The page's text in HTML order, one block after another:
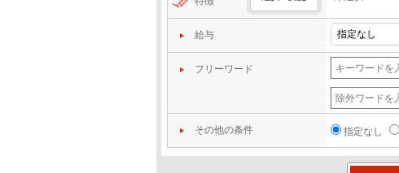
給与
フリーワード
その他の条件 指定なし